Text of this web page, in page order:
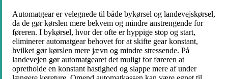
Automatgear er velegnede til både bykørsel og landevejskørsel,
da de gør kørslen mere bekvem og mindre anstrengende for
føreren. I bykørsel, hvor der ofte er hyppige stop og start,
eliminerer automatgear behovet for at skifte gear konstant,
hvilket gør kørslen mere jævn og mindre stressende. På
landevejen gør automatgearet det muligt for føreren at
opretholde en konstant hastighed og slappe mere af under